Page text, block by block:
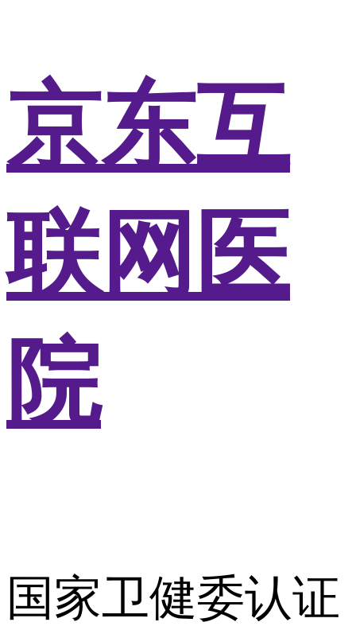
京东互
联网医
院
国家卫健委认证